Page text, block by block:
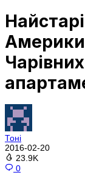
Америки
Тоні
2016-02-20
23.9K
0